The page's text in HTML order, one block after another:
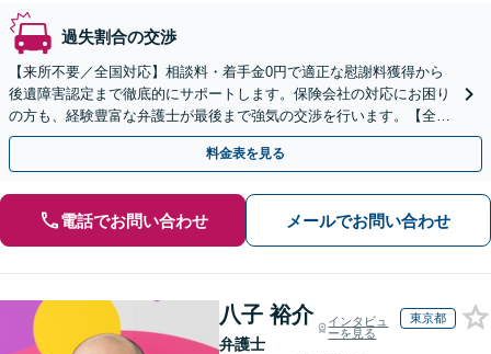
過失割合の交渉
【来所不要／全国対応】相談料・着手金0円で適正な慰謝料獲得から
後遺障害認定まで徹底的にサポートします。保険会社の対応にお困り
の方も、経験豊富な弁護士が最後まで強気の交渉を行います。【全国
13拠点】お気軽にご相談ください。
料金表を見る
電話でお問い合わせ メールでお問い合わせ
八子 裕介
弁護士
インタビュ
ーを見る
東京都